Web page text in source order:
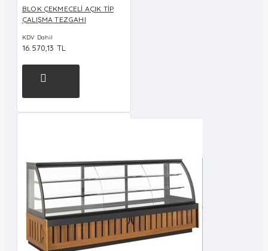
BLOK ÇEKMECELİ AÇIK TİP
ÇALIŞMA TEZGAHI
KDV Dahil
16.570,13 TL